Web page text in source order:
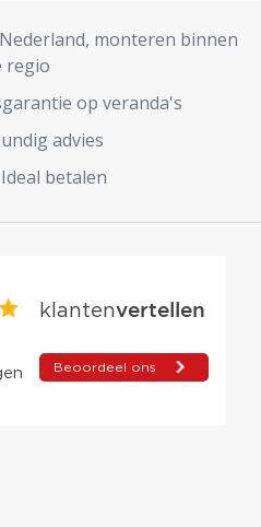
monteren binnen
regio
op veranda's
advies
betalen